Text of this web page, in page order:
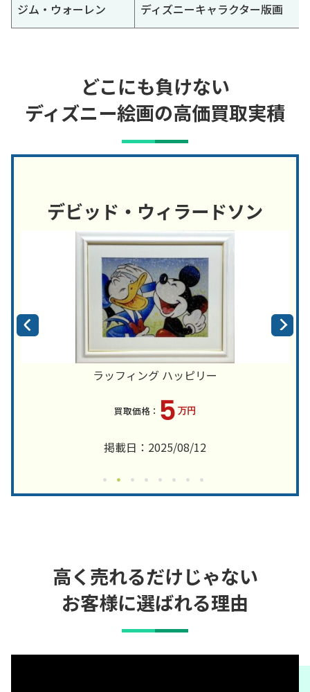
ジム・ウォーレン ディズニーキャラクター版画
どこにも負けない
ディズニー絵画の高価買取実積
デビッド・ウィラードソン
ラッフィング ハッピリー
5 万円
掲載日：2025/08/12
高く売れるだけじゃない
お客様に選ばれる理由